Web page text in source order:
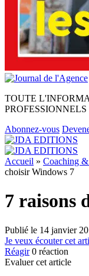
TOUTE
Abonnez-vous
Accueil » Coaching
choisir Windows 7
7 raisons
Publié le 14 janvier
Je veux écouter cet
Réagir 0 réaction
Evaluer cet article